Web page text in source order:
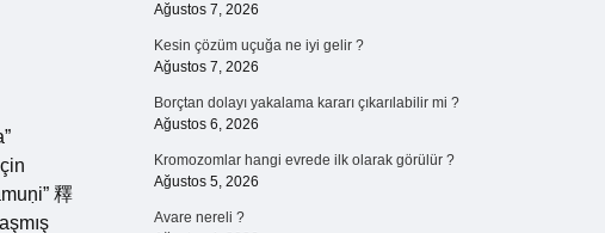
釋
Ağustos 7, 2026
Kesin çözüm uçuğa ne iyi gelir ?
Ağustos 7, 2026
Borçtan dolayı yakalama kararı çıkarılabilir mi ?
Ağustos 6, 2026
Kromozomlar hangi evrede ilk olarak görülür ?
Ağustos 5, 2026
Avare nereli ?